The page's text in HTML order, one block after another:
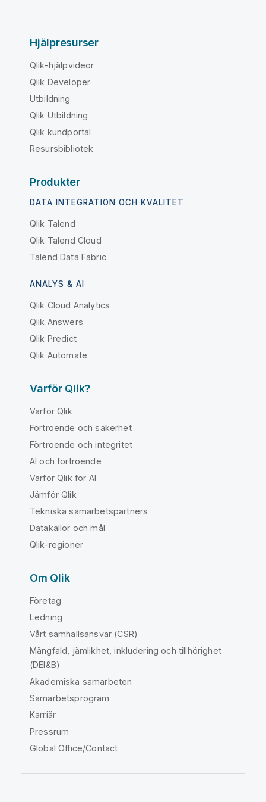
Hjälpresurser
Qlik-hjälpvideor
Qlik Developer
Utbildning
Qlik Utbildning
Qlik kundportal
Resursbibliotek
Produkter
DATA INTEGRATION OCH KVALITET
Qlik Talend
Qlik Talend Cloud
Talend Data Fabric
ANALYS & AI
Qlik Cloud Analytics
Qlik Answers
Qlik Predict
Qlik Automate
Varför Qlik?
Varför Qlik
Förtroende och säkerhet
Förtroende och integritet
AI och förtroende
Varför Qlik för AI
Jämför Qlik
Tekniska samarbetspartners
Datakällor och mål
Qlik-regioner
Om Qlik
Företag
Ledning
Vårt samhällsansvar (CSR)
Mångfald, jämlikhet, inkludering och tillhörighet
(DEI&B)
Akademiska samarbeten
Samarbetsprogram
Karriär
Pressrum
Global Office/Contact